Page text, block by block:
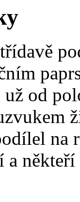
od
na
a